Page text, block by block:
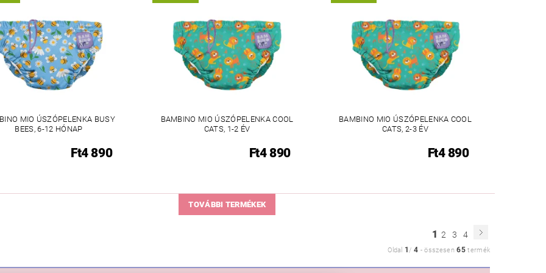
MIO ÚSZÓPELENKA BUSY
BEES, 6-12 HÓNAP
Ft4 890
BAMBINO MIO ÚSZÓPELENKA COOL
CATS, 1-2 ÉV
Ft4 890
BAMBINO MIO ÚSZÓPELENKA COOL
CATS, 2-3 ÉV
Ft4 890
TOVÁBBI TERMÉKEK
1 2 3 4
Oldal 1/4 -összesen65termék